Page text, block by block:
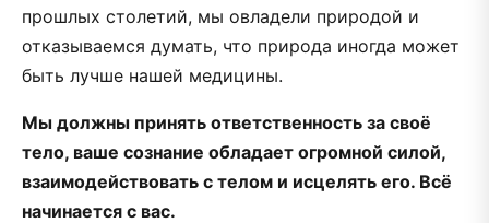
прошлых столетий, мы овладели природой и
отказываемся думать, что природа иногда может
быть лучше нашей медицины.
Мы должны принять ответственность за своё
тело, ваше сознание обладает огромной силой,
взаимодействовать с телом и исцелять его. Всё
начинается с вас.